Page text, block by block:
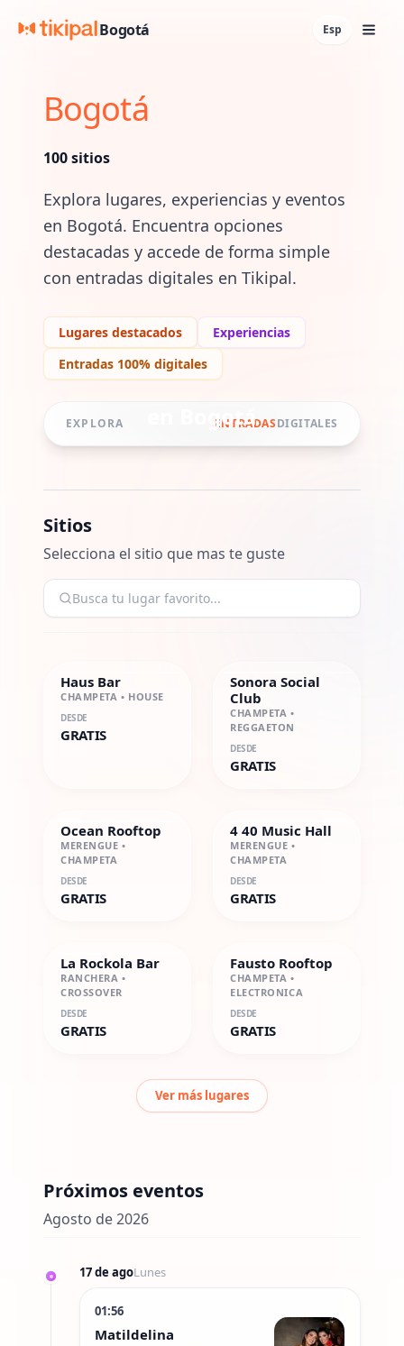
Bogotá Esp
Bogotá
100sitios
Explora lugares, experiencias y eventos
en Bogotá. Encuentra opciones
destacadas y accede de forma simple
con entradas digitales en Tikipal.
Lugares destacados
Experiencias
Entradas 100% digitales
Lugares y experiencias
Bogotá
EXPLORA ENTRADASDIGITALES
Sitios
Selecciona el sitio que mas te guste
Haus Bar
CHAMPETA • HOUSE
DESDE
GRATIS
Sonora Social
Club
CHAMPETA •
REGGAETON
DESDE
GRATIS
Ocean Rooftop
MERENGUE •
CHAMPETA
DESDE
GRATIS
4 40 Music Hall
MERENGUE •
CHAMPETA
DESDE
GRATIS
La Rockola Bar
RANCHERA •
CROSSOVER
DESDE
GRATIS
Fausto Rooftop
CHAMPETA •
ELECTRONICA
DESDE
GRATIS
Ver más lugares
Próximos eventos
Agosto de 2026
17 de agoLunes
01:56
Matildelina